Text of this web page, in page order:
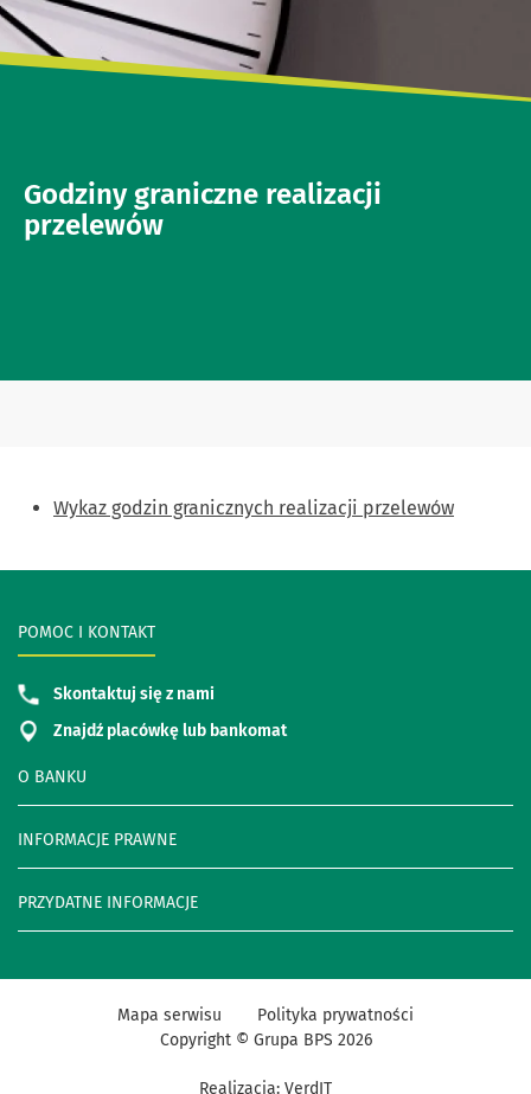
Godziny graniczne realizacji
przelewów
Wykaz godzin granicznych realizacji przelewów
O BANKU
INFORMACJE PRAWNE
PRZYDATNE INFORMACJE
POMOC I KONTAKT
Skontaktuj się z nami
Znajdź placówkę lub bankomat
Realizacja: VerdIT
Mapa serwisu
Polityka prywatności
Copyright © Grupa BPS 2026